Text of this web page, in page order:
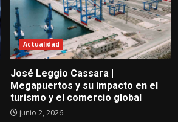
Actualidad
José Leggio Cassara |
Megapuertos y su impacto en el
turismo y el comercio global
junio 2, 2026